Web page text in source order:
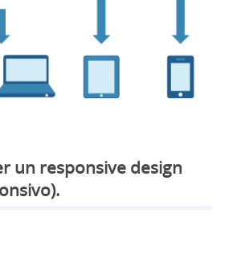
un responsive design